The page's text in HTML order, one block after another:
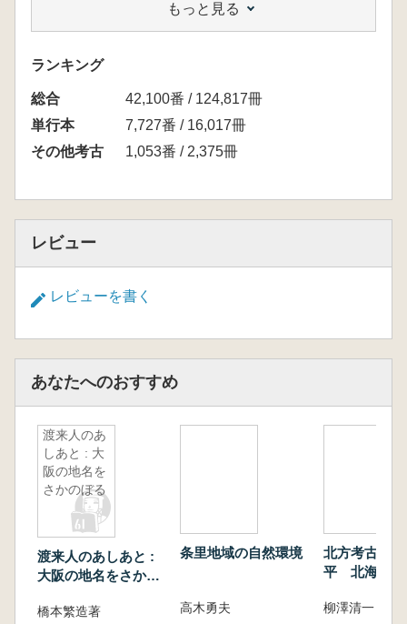
もっと見る
ランキング
総合
42,100番 / 124,817冊
単行本
7,727番 / 16,017冊
その他考古
1,053番 / 2,375冊
レビュー
レビューを書く
あなたへのおすすめ
渡来人のあ
しあと : 大
阪の地名を
さかのぼる
渡来人のあしあと :
大阪の地名をさかの
橋本繁造著
条里地域の自然環境
高木勇夫
北方考古学
平 北海道島
る編年体系
柳澤清一 著